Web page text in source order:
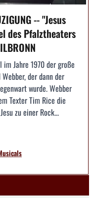
-- "Jesus
des Pfalztheaters
im Jahre 1970 der große
der dann der
wurde. Webber
Texter Tim Rice die
zu einer Rock...